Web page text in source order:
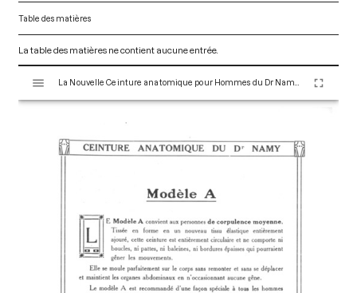
Table des matières
La table des matières ne contient aucune entrée.
s